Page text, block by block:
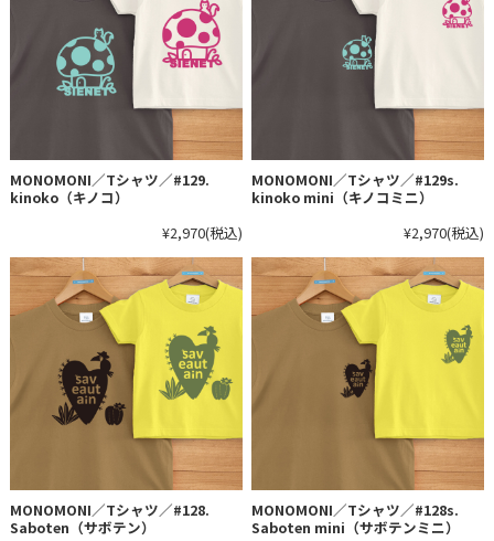
MONOMONI／Tシャツ／#129.
kinoko（キノコ）
¥2,970(税込)
MONOMONI／Tシャツ／#129s.
kinoko mini（キノコミニ）
¥2,970(税込)
MONOMONI／Tシャツ／#128.
Saboten（サボテン）
MONOMONI／Tシャツ／#128s.
Saboten mini（サボテンミニ）